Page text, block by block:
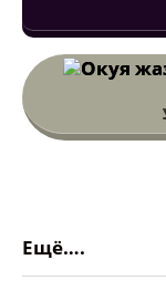
Ещё….